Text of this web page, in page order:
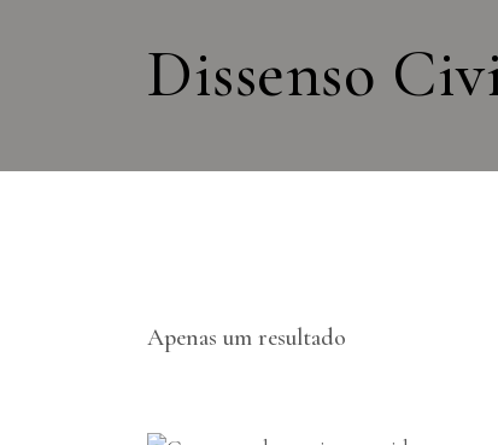
Dissenso
Apenas um resultado